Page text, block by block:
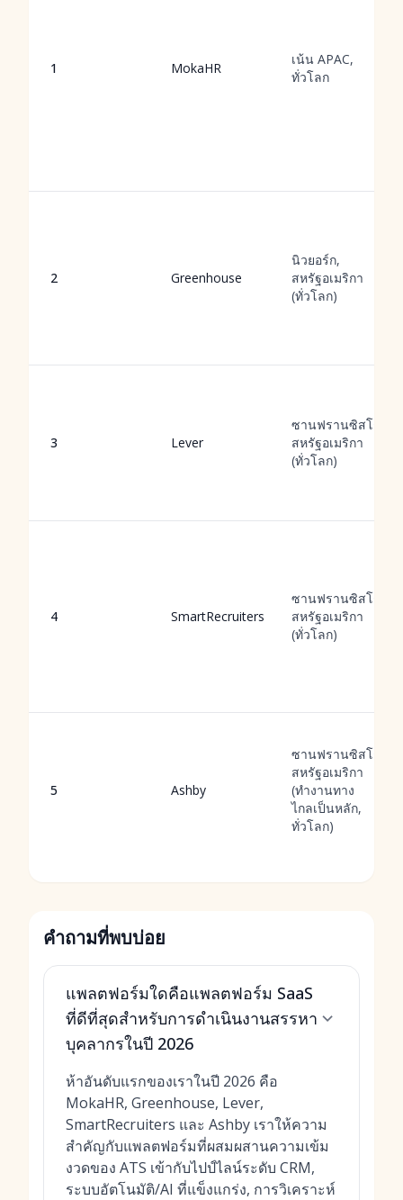
1 MokaHR
เน้น APAC,
ทั่วโลก
2 Greenhouse
นิวยอร์ก,
สหรัฐอเมริกา
(ทั่วโลก)
3 Lever
ซานฟรานซิสโก,
สหรัฐอเมริกา
(ทั่วโลก)
4 SmartRecruiters
ซานฟรานซิสโก,
สหรัฐอเมริกา
(ทั่วโลก)
5 Ashby
ซานฟรานซิสโก,
สหรัฐอเมริกา
(ทำงานทาง
ไกลเป็นหลัก,
ทั่วโลก)
คำถามที่พบบ่อย
แพลตฟอร์มใดคือแพลตฟอร์ม SaaS
ที่ดีที่สุดสำหรับการดำเนินงานสรรหา
บุคลากรในปี 2026
ห้าอันดับแรกของเราในปี 2026 คือ
MokaHR, Greenhouse, Lever,
SmartRecruiters และ Ashby เราให้ความ
สำคัญกับแพลตฟอร์มที่ผสมผสานความเข้ม
งวดของ ATS เข้ากับไปป์ไลน์ระดับ CRM,
ระบบอัตโนมัติ/AI ที่แข็งแกร่ง, การวิเคราะห์